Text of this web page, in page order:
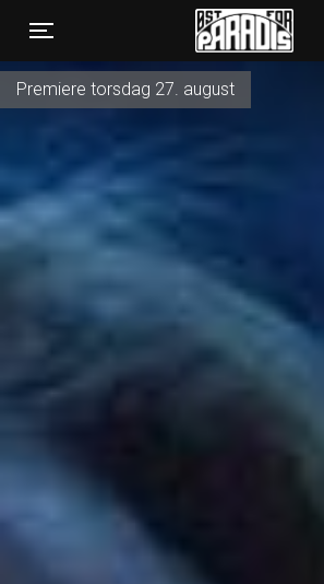
Toggle navigation
Øst for Paradis
Premiere torsdag 27. august